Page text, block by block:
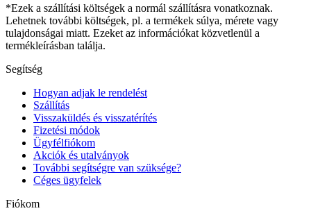
*Ezek a szállítási költségek a normál szállításra vonatkoznak.
Lehetnek további költségek, pl. a termékek súlya, mérete vagy
tulajdonságai miatt. Ezeket az információkat közvetlenül a
termékleírásban találja.
Segítség
Hogyan adjak le rendelést
Szállítás
Visszaküldés és visszatérítés
Fizetési módok
Ügyfélfiókom
Akciók és utalványok
További segítségre van szüksége?
Céges ügyfelek
Fiókom